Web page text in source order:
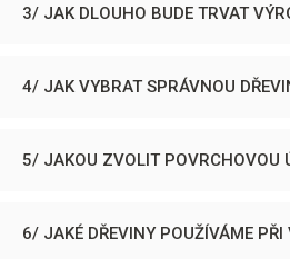
3/ JAK DLOUHO BUDE TRVAT
4/ JAK VYBRAT SPRÁVNOU
5/ JAKOU ZVOLIT POVRCHOVOU
6/ JAKÉ DŘEVINY POUŽÍVÁME PŘI